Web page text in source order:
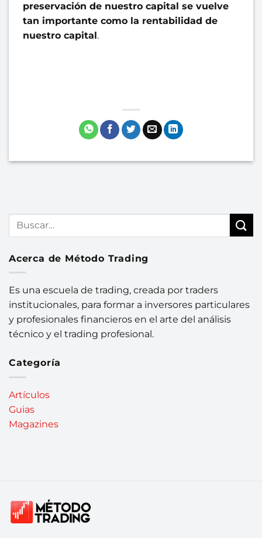
preservación de nuestro capital se vuelve
tan importante como la rentabilidad de
nuestro capital.
Acerca de Método Trading
Es una escuela de trading, creada por traders
institucionales, para formar a inversores particulares
y profesionales financieros en el arte del análisis
técnico y el trading profesional.
Categoría
Artículos
Guias
Magazines